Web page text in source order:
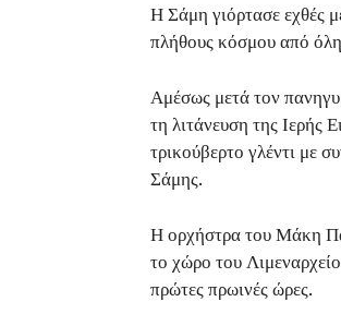
Η Σάμη γιόρτασε εχθές
πλήθους κόσμου από
Αμέσως μετά τον
τη λιτάνευση της Ιερής
τρικούβερτο γλέντι με
Σάμης.
Η ορχήστρα του Μάκη
το χώρο του
πρώτες πρωινές ώρες.